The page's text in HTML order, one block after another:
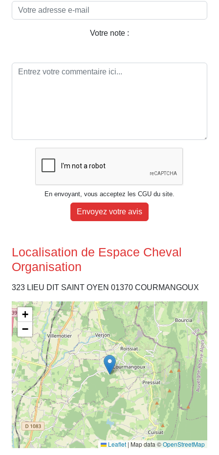
Votre note :
En envoyant, vous acceptez les CGU du site.
Envoyez votre avis
Localisation de Espace Cheval
Organisation
323 LIEU DIT SAINT OYEN 01370 COURMANGOUX
+
−
Leaflet | Map data ©OpenStreetMap